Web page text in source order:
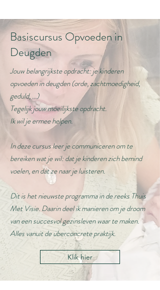
Basiscursus Opvoeden in
Deugden
Jouw belangrijkste opdracht: je kinderen
opvoeden in deugden (orde, zachtmoedigheid,
geduld, ...)
Tegelijk jouw moeilijkste opdracht.
Ik wil je ermee helpen.
In deze cursus leer je communiceren om te
bereiken wat je wil: dat je kinderen zich bemind
voelen, en dat ze naar je luisteren.
Dit is het nieuwste programma in de reeks Thuis
Met Visie. Daarin deel ik manieren om je droom
van een succesvol gezinsleven waar te maken.
Alles vanuit de überconcrete praktijk.
Klik hier